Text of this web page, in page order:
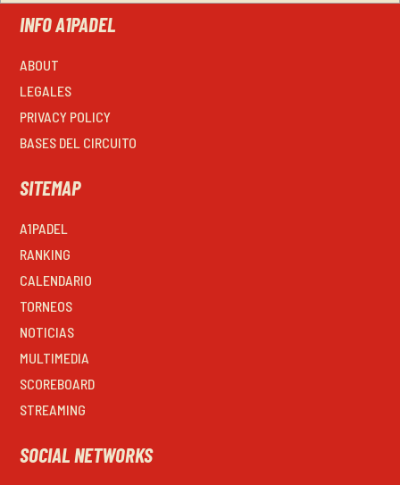
INFO A1PADEL
ABOUT
LEGALES
PRIVACY POLICY
BASES DEL CIRCUITO
SITEMAP
A1PADEL
RANKING
CALENDARIO
TORNEOS
NOTICIAS
MULTIMEDIA
SCOREBOARD
STREAMING
SOCIAL NETWORKS